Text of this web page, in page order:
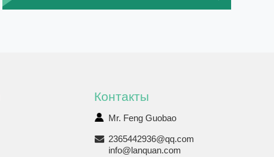
Контакты
Mr. Feng Guobao
2365442936@qq.com
info@lanquan.com